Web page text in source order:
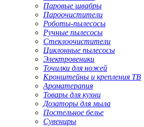
Паровые швабры
Пароочистители
Роботы-пылесосы
Ручные пылесосы
Стеклоочистители
Циклонные пылесосы
Электровеники
Точилки для ножей
Кронштейны и крепления ТВ
Ароматерапия
Товары для кухни
Дозаторы для мыла
Постельное белье
Сувениры